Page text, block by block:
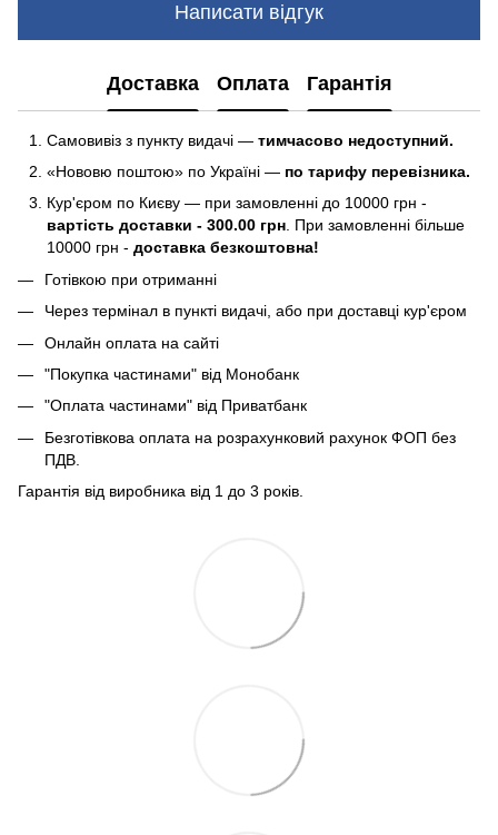
Написати відгук
Доставка Оплата Гарантія
Самовивіз з пункту видачі — тимчасово недоступний.
«Нововю поштою» по Україні — по тарифу перевізника.
Кур'єром по Києву — при замовленні до 10000 грн -
вартість доставки - 300.00 грн. При замовленні більше
10000 грн - доставка безкоштовна!
Готівкою при отриманні
Через термінал в пункті видачі, або при доставці кур'єром
Онлайн оплата на сайті
"Покупка частинами" від Монобанк
"Оплата частинами" від Приватбанк
Безготівкова оплата на розрахунковий рахунок ФОП без
ПДВ.
Гарантія від виробника від 1 до 3 років.